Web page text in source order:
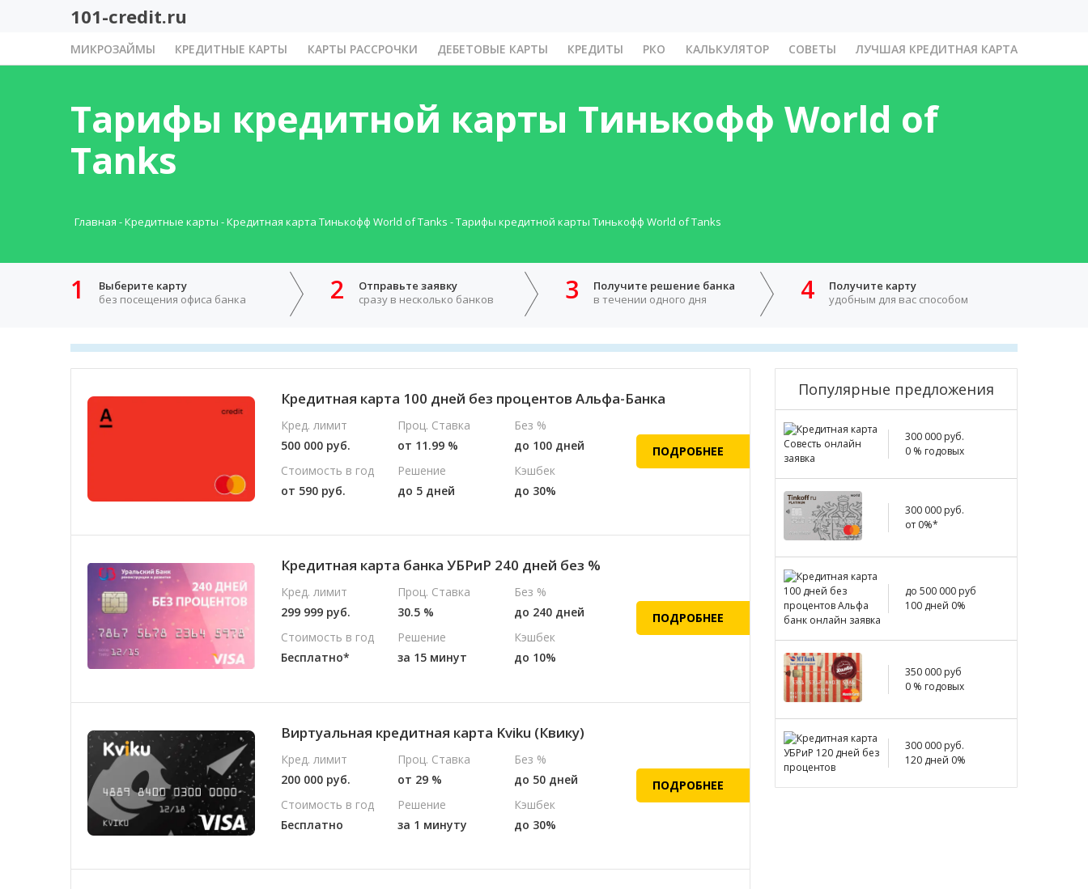
101-credit.ru
МИКРОЗАЙМЫ КРЕДИТНЫЕ КАРТЫ КАРТЫ РАССРОЧКИ ДЕБЕТОВЫЕ КАРТЫ КРЕДИТЫ РКО КАЛЬКУЛЯТОР СОВЕТЫ ЛУЧШАЯ КРЕДИТНАЯ КАРТА
Тарифы кредитной карты Тинькофф World of
Tanks
Главная -Кредитные карты -Кредитная карта Тинькофф World of Tanks -Тарифы кредитной карты Тинькофф World of Tanks
1
Выберите карту
без посещения офиса банка
2
Отправьте заявку
сразу в несколько банков
3
Получите решение банка
в течении одного дня
4
Получите карту
удобным для вас способом
Кредитная карта 100 дней без процентов Альфа-Банка
Кред. лимит
500 000 руб.
Проц. Ставка
от 11.99 %
Без %
до 100 дней
Стоимость в год
от 590 руб.
Решение
до 5 дней
Кэшбек
до 30%
ПОДРОБНЕЕ
Кредитная карта банка УБРиР 240 дней без %
Кред. лимит
299 999 руб.
Проц. Ставка
30.5 %
Без %
до 240 дней
Стоимость в год
Бесплатно*
Решение
за 15 минут
Кэшбек
до 10%
ПОДРОБНЕЕ
Виртуальная кредитная карта Kviku (Квику)
Кред. лимит
200 000 руб.
Проц. Ставка
от 29 %
Без %
до 50 дней
Стоимость в год
Бесплатно
Решение
за 1 минуту
Кэшбек
до 30%
ПОДРОБНЕЕ
Популярные предложения
300 000 руб.
0 % годовых
300 000 руб.
от 0%*
до 500 000 руб
100 дней 0%
350 000 руб
0 % годовых
300 000 руб.
120 дней 0%